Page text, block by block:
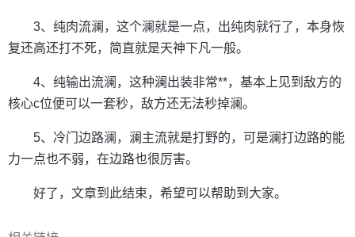
3、纯肉流澜，这个澜就是一点，出纯肉就行了，本身恢
复还高还打不死，简直就是天神下凡一般。
4、纯输出流澜，这种澜出装非常**，基本上见到敌方的
核心c位便可以一套秒，敌方还无法秒掉澜。
5、冷门边路澜，澜主流就是打野的，可是澜打边路的能
力一点也不弱，在边路也很厉害。
好了，文章到此结束，希望可以帮助到大家。